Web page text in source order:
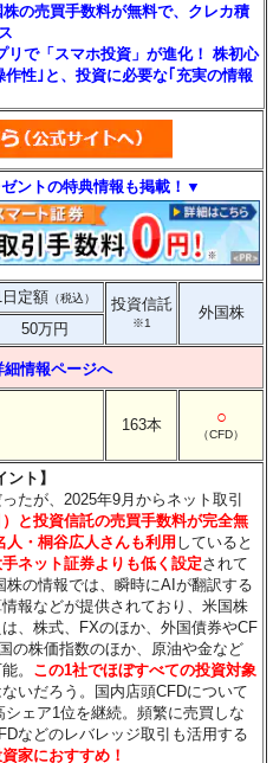
の売買手数料が無料で、クレカ積
で「スマホ投資」が進化！ 株初心
性｣と、投資に必要な｢充実の情報
ントの特典情報も掲載！▼
日定額 （税込） 投資信託
※1
外国株
50万円
情報ページへ
163本 ○
（CFD）
ト】
たが、2025年9月からネット取引
と投資信託の売買手数料が完全無
人・桐谷広人さんも利用 していると
ネット証券よりも低く設定されて
の情報では、瞬時にAIが翻訳する
報などが提供されており、米国株
、株式、FXのほか、外国債券やCF
の株価指数のほか、原油や金など
。 この1社でほぼすべての投資対象
いだろう。国内店頭CFDについて
ェア1位を継続。頻繁に売買しな
などのレバレッジ取引も活用する
家におすすめ！